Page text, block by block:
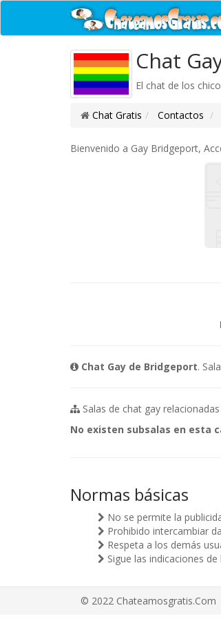
Chat
El chat de los
Chat Gratis Contactos
Bienvenido a Gay Bridgeport,
Chat Gay de Bridgeport.
Salas de chat gay
No existen subsalas en esta
Normas básicas
No se permite la
Prohibido intercambiar
Respeta a los demás
Sigue las indicaciones
© 2022 Chateamosgratis.Com